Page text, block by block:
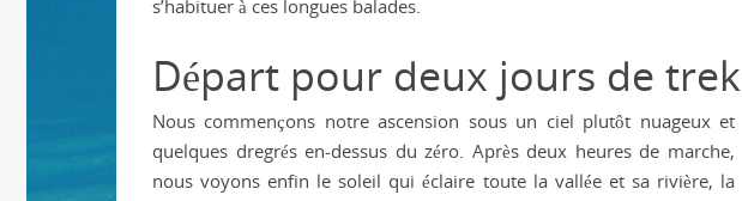
s’habituer à ces longues balades.
Départ pour deux jours de trek
Nous commençons notre ascension sous un ciel plutôt nuageux et
quelques dregrés en-dessus du zéro. Après deux heures de marche,
nous voyons enfin le soleil qui éclaire toute la vallée et sa rivière, la